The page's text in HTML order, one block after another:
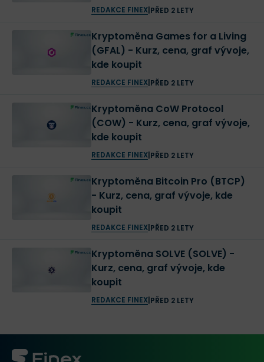
REDAKCE FINEX| PŘED 2 LETY
Kryptoměna Games for a Living
(GFAL) - Kurz, cena, graf vývoje,
kde koupit
REDAKCE FINEX| PŘED 2 LETY
Kryptoměna CoW Protocol
(COW) - Kurz, cena, graf vývoje,
kde koupit
REDAKCE FINEX| PŘED 2 LETY
Kryptoměna Bitcoin Pro (BTCP)
- Kurz, cena, graf vývoje, kde
koupit
REDAKCE FINEX| PŘED 2 LETY
Kryptoměna SOLVE (SOLVE) -
Kurz, cena, graf vývoje, kde
koupit
REDAKCE FINEX| PŘED 2 LETY